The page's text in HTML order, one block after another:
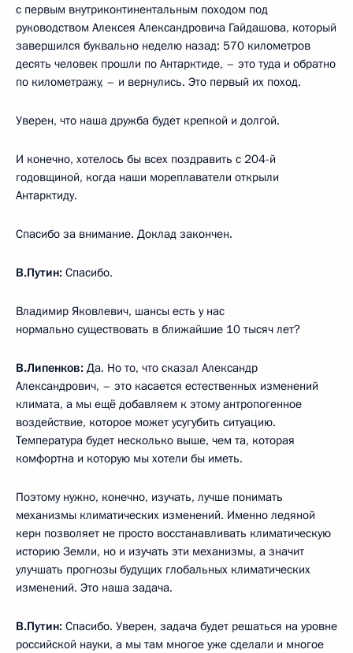
с первым внутриконтинентальным походом под
руководством Алексея Александровича Гайдашова, который
завершился буквально неделю назад: 570 километров
десять человек прошли по Антарктиде, – это туда и обратно
по километражу, – и вернулись. Это первый их поход.
Уверен, что наша дружба будет крепкой и долгой.
И конечно, хотелось бы всех поздравить с 204-й
годовщиной, когда наши мореплаватели открыли
Антарктиду.
Спасибо за внимание. Доклад закончен.
В.Путин: Спасибо.
Владимир Яковлевич, шансы есть у нас
нормально существовать в ближайшие 10 тысяч лет?
В.Липенков: Да. Но то, что сказал Александр
Александрович, – это касается естественных изменений
климата, а мы ещё добавляем к этому антропогенное
воздействие, которое может усугубить ситуацию.
Температура будет несколько выше, чем та, которая
комфортна и которую мы хотели бы иметь.
Поэтому нужно, конечно, изучать, лучше понимать
механизмы климатических изменений. Именно ледяной
керн позволяет не просто восстанавливать климатическую
историю Земли, но и изучать эти механизмы, а значит
улучшать прогнозы будущих глобальных климатических
изменений. Это наша задача.
В.Путин: Спасибо. Уверен, задача будет решаться на уровне
российской науки, а мы там многое уже сделали и многое